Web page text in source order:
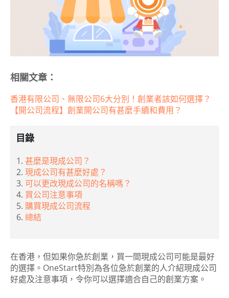
相關文章：
香港有限公司、無限公司6大分別！創業者該如何選擇？
【開公司流程】創業開公司有甚麼手續和費用？
目錄
甚麼是現成公司？
現成公司有甚麼好處？
可以更改現成公司的名稱嗎？
買公司注意事項
購買現成公司流程
總結
在香港，但如果你急於創業，買一間現成公司可能是最好
的選擇。OneStart特別為各位急於創業的人介紹現成公司
好處及注意事項，令你可以選擇適合自己的創業方案。